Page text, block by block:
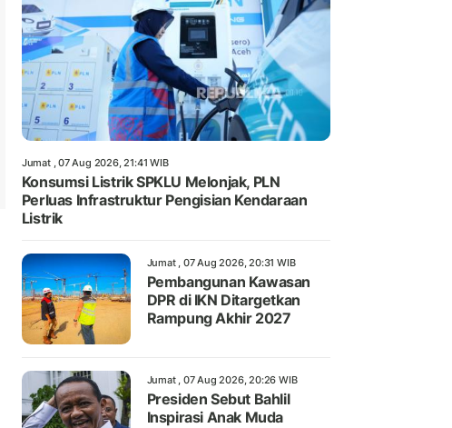
Jumat , 07 Aug 2026, 21:41 WIB
Konsumsi Listrik SPKLU Melonjak, PLN
Perluas Infrastruktur Pengisian Kendaraan
Listrik
Jumat , 07 Aug 2026, 20:31 WIB
Pembangunan Kawasan
DPR di IKN Ditargetkan
Rampung Akhir 2027
Jumat , 07 Aug 2026, 20:26 WIB
Presiden Sebut Bahlil
Inspirasi Anak Muda